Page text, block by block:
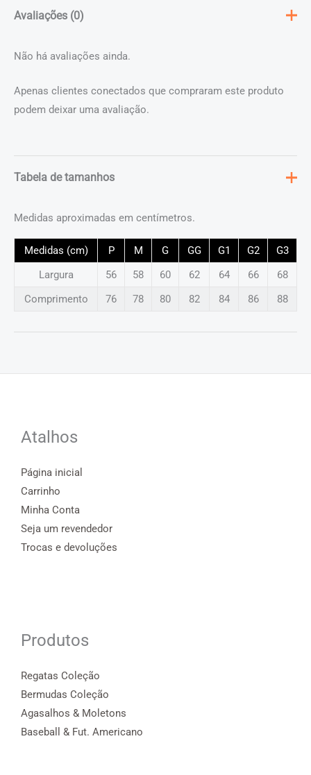
Avaliações (0)
Não há avaliações ainda.
Apenas clientes conectados que compraram este produto
podem deixar uma avaliação.
Tabela de tamanhos
Medidas aproximadas em centímetros.
Medidas (cm) P M G GG G1 G2
G3
Largura
56 58 60 62 64 66
68
Comprimento
76 78 80 82 84 86 88
Atalhos
Página inicial
Carrinho
Minha Conta
Seja um revendedor
Trocas e devoluções
Produtos
Regatas Coleção
Bermudas Coleção
Agasalhos & Moletons
Baseball & Fut. Americano